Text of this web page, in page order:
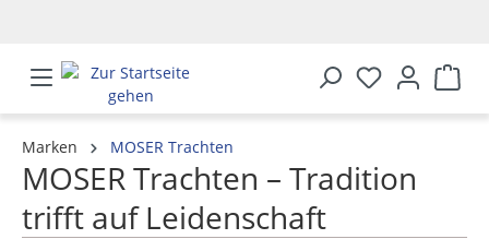
Marken MOSER Trachten
MOSER Trachten – Tradition
trifft auf Leidenschaft